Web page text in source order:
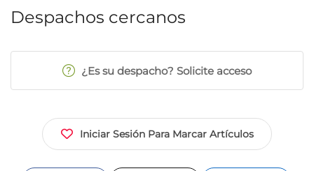
Despachos cercanos
¿Es su despacho? Solicite acceso
Iniciar Sesión Para Marcar Artículos